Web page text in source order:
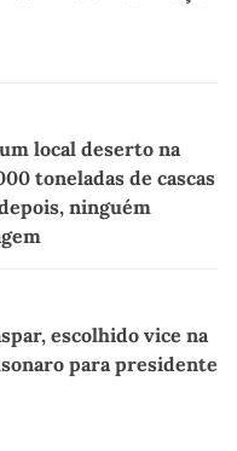
local deserto na
toneladas de cascas
ninguém
escolhido vice na
para presidente